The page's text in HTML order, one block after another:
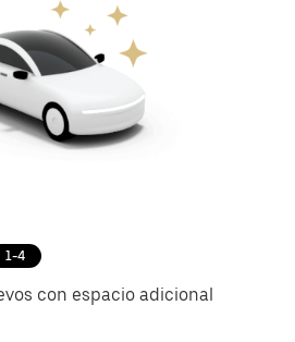
1-4
con espacio adicional